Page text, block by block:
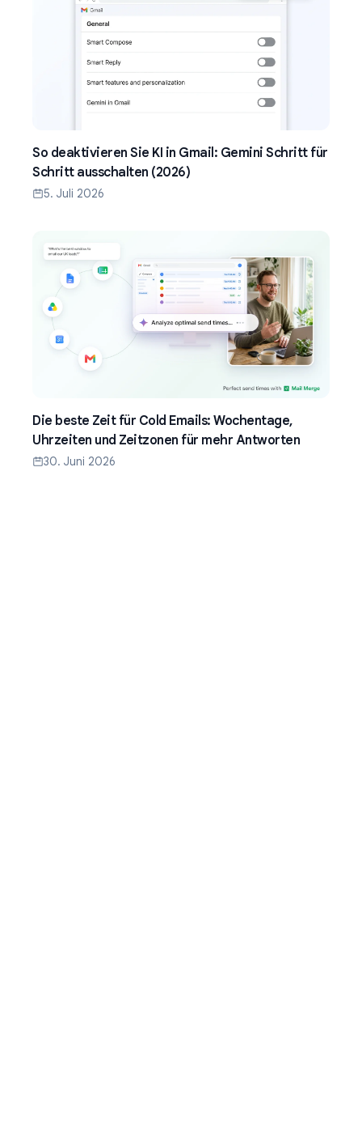
So deaktivieren Sie KI in Gmail: Gemini Schritt für
Schritt ausschalten (2026)
5. Juli 2026
Die beste Zeit für Cold Emails: Wochentage,
Uhrzeiten und Zeitzonen für mehr Antworten
30. Juni 2026